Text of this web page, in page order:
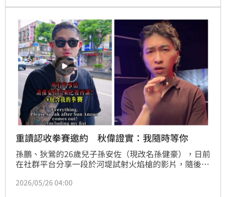
重讀如今無經濟能力，過往曾當男模，重讀也回應了。
重讀認收拳賽邀約 秋偉證實：我隨時等你
孫鵬、狄鶯的26歲兒子孫安佐（現改名孫健豪），日前
在社群平台分享一段於河堤試射火焰槍的影片，隨後因
院裁定羈押禁見，重讀天月因而結束與孫安佐合作，先
2026/05/26 04:00